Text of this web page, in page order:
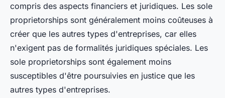
compris des aspects financiers et juridiques. Les sole
proprietorships sont généralement moins coûteuses à
créer que les autres types d'entreprises, car elles
n'exigent pas de formalités juridiques spéciales. Les
sole proprietorships sont également moins
susceptibles d'être poursuivies en justice que les
autres types d'entreprises.